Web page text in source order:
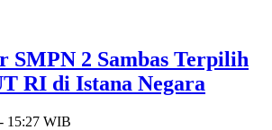
SMPN 2 Sambas Terpilih
RI di Istana Negara
15:27 WIB